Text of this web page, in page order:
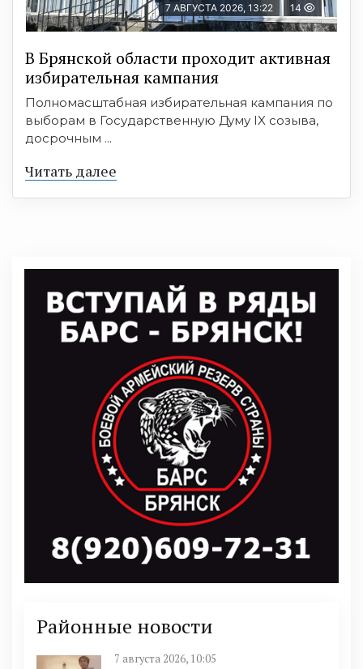
7 АВГУСТА 2026, 13:22 14
В Брянской области проходит активная
избирательная кампания
Полномасштабная избирательная кампания по
выборам в Государственную Думу IX созыва,
досрочным ...
Читать далее
Районные новости
7 августа 2026, 10:05